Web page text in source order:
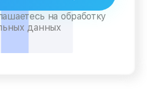
на обработку
данных